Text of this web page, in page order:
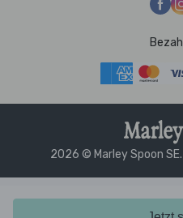
2026 © Marley Spoon